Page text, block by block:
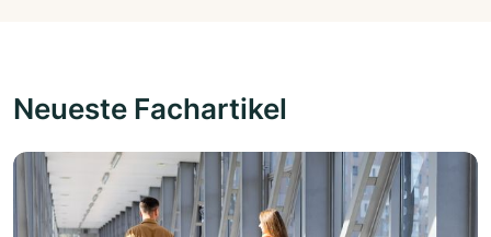
Neueste Fachartikel